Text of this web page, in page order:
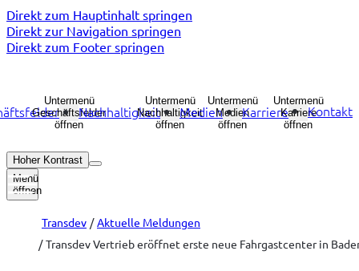
Direkt zum Hauptinhalt springen
Direkt zur Navigation springen
Direkt zum Footer springen
Untermenü
Geschäftsfelder
öffnen
Nachhaltigkeit
Untermenü
Nachhaltigkeit
öffnen
Medien
Untermenü
Medien
öffnen
Karriere
Untermenü
Karriere
öffnen
Kontakt
Hoher Kontrast
Menü
öffnen
Transdev
Aktuelle Meldungen
Transdev Vertrieb eröffnet erste neue Fahrgastcenter in